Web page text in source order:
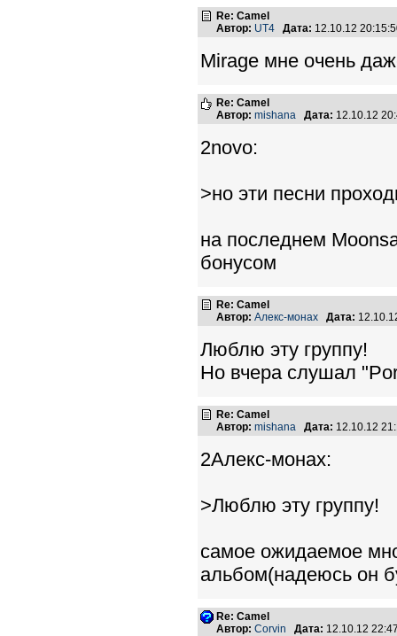
Re: Camel
Автор: UT4 Дата: 12.10.12
Mirage мне очень
Re: Camel
Автор: mishana Дата: 12.10.12
2novo:
>но эти песни
на последнем
бонусом
Re: Camel
Автор: Алекс-монах Дата:
Люблю эту группу!
Но вчера слушал
Re: Camel
Автор: mishana Дата: 12.10.12
2Алекс-монах:
>Люблю эту группу!
самое ожидаемое
альбом(надеюсь он
Re: Camel
Автор: Corvin Дата: 12.10.12